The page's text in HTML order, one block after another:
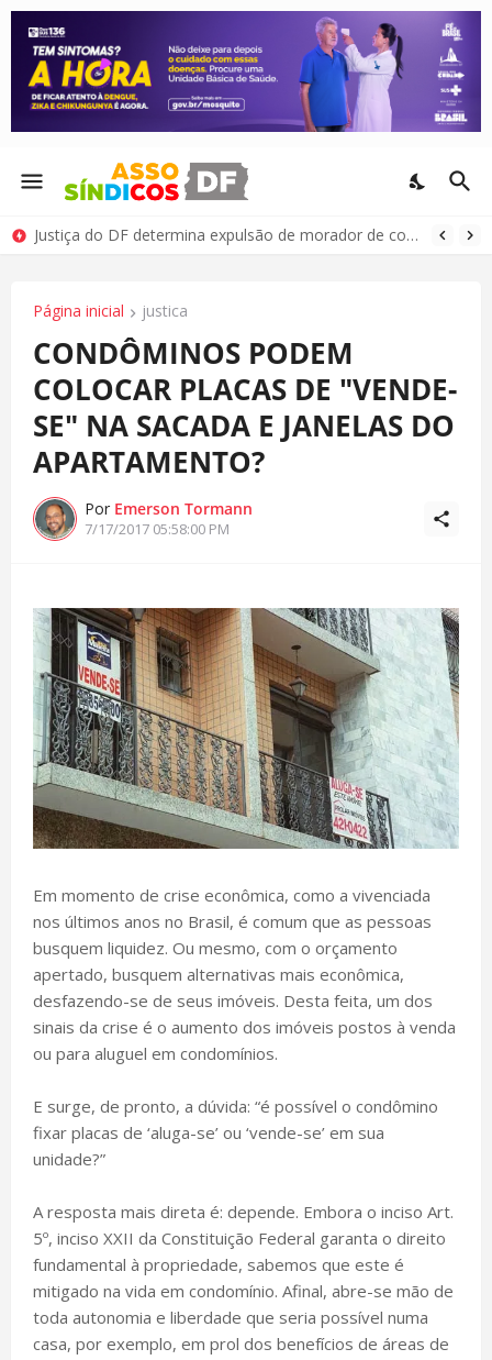
Justiça do DF determina expulsão de morador de condomínio por comportamento antissocial
Página inicial justica
CONDÔMINOS PODEM
COLOCAR PLACAS DE "VENDE-
SE" NA SACADA E JANELAS DO
APARTAMENTO?
Por Emerson Tormann
7/17/2017 05:58:00 PM
Em momento de crise econômica, como a vivenciada
nos últimos anos no Brasil, é comum que as pessoas
busquem liquidez. Ou mesmo, com o orçamento
apertado, busquem alternativas mais econômica,
desfazendo-se de seus imóveis. Desta feita, um dos
sinais da crise é o aumento dos imóveis postos à venda
ou para aluguel em condomínios.
E surge, de pronto, a dúvida: “é possível o condômino
fixar placas de ‘aluga-se’ ou ‘vende-se’ em sua
unidade?”
A resposta mais direta é: depende. Embora o inciso Art.
5º, inciso XXII da Constituição Federal garanta o direito
fundamental à propriedade, sabemos que este é
mitigado na vida em condomínio. Afinal, abre-se mão de
toda autonomia e liberdade que seria possível numa
casa, por exemplo, em prol dos benefícios de áreas de